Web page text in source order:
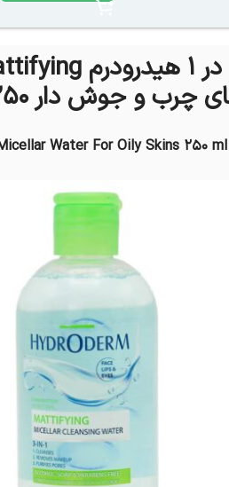
و جوش دار 250 میل
Water For Oily Skins 250 ml